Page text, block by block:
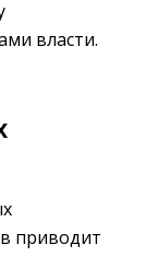
власти.
приводит